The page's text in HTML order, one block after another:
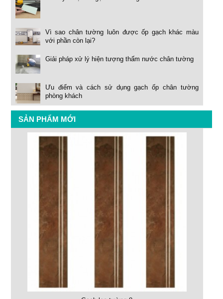
Vì sao chân tường luôn được ốp gạch khác màu
với phần còn lại?
Giải pháp xử lý hiện tượng thấm nước chân tường
Ưu điểm và cách sử dụng gạch ốp chân tường
phòng khách
SẢN PHẨM MỚI